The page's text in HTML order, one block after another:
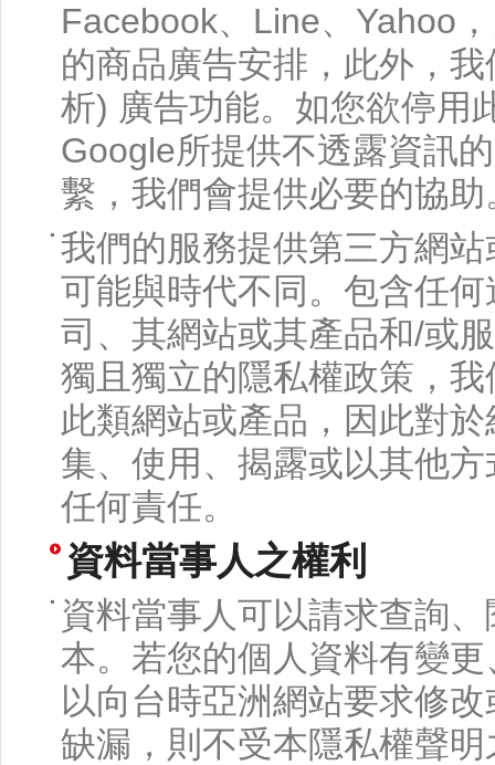
Facebook、Line、Yahoo
的商品廣告安排，此外，
析) 廣告功能。如您欲停用
Google所提供不透露資訊
繫，我們會提供必要的協助
我們的服務提供第三方網
可能與時代不同。包含任
司、其網站或其產品和/或
獨且獨立的隱私權政策，
此類網站或產品，因此對
集、使用、揭露或以其他
任何責任。
資料當事人之權利
資料當事人可以請求查詢
本。若您的個人資料有變
以向台時亞洲網站要求修
缺漏，則不受本隱私權聲